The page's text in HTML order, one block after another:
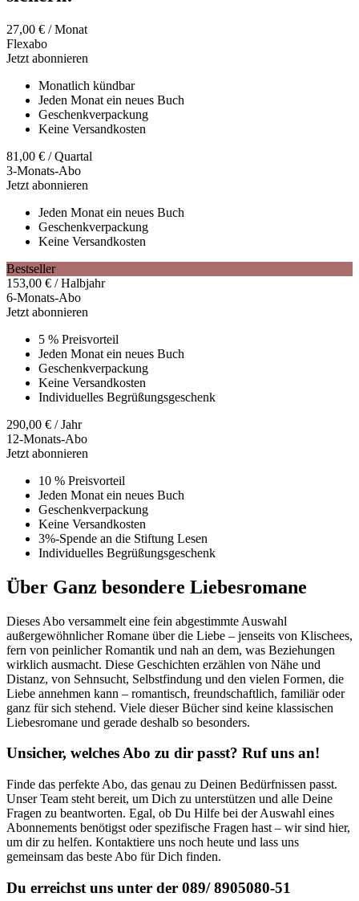
27,00 € / Monat
Flexabo
Jetzt abonnieren
Monatlich kündbar
Jeden Monat ein neues Buch
Geschenkverpackung
Keine Versandkosten
81,00 € / Quartal
3-Monats-Abo
Jetzt abonnieren
Jeden Monat ein neues Buch
Geschenkverpackung
Keine Versandkosten
Bestseller
153,00 € / Halbjahr
6-Monats-Abo
Jetzt abonnieren
5 % Preisvorteil
Jeden Monat ein neues Buch
Geschenkverpackung
Keine Versandkosten
Individuelles Begrüßungsgeschenk
290,00 € / Jahr
12-Monats-Abo
Jetzt abonnieren
10 % Preisvorteil
Jeden Monat ein neues Buch
Geschenkverpackung
Keine Versandkosten
3%-Spende an die Stiftung Lesen
Individuelles Begrüßungsgeschenk
Über Ganz besondere Liebesromane
Dieses Abo versammelt eine fein abgestimmte Auswahl
außergewöhnlicher Romane über die Liebe – jenseits von Klischees,
fern von peinlicher Romantik und nah an dem, was Beziehungen
wirklich ausmacht. Diese Geschichten erzählen von Nähe und
Distanz, von Sehnsucht, Selbstfindung und den vielen Formen, die
Liebe annehmen kann – romantisch, freundschaftlich, familiär oder
ganz für sich stehend. Viele dieser Bücher sind keine klassischen
Liebesromane und gerade deshalb so besonders.
Unsicher, welches Abo zu dir passt? Ruf uns an!
Finde das perfekte Abo, das genau zu Deinen Bedürfnissen passt.
Unser Team steht bereit, um Dich zu unterstützen und alle Deine
Fragen zu beantworten. Egal, ob Du Hilfe bei der Auswahl eines
Abonnements benötigst oder spezifische Fragen hast – wir sind hier,
um dir zu helfen. Kontaktiere uns noch heute und lass uns
gemeinsam das beste Abo für Dich finden.
Du erreichst uns unter der 089/ 8905080-51